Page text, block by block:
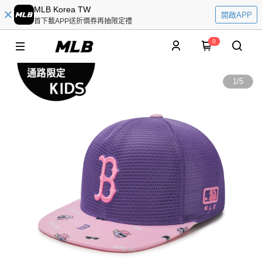
MLB Korea TW
首下載APP送折價券再抽限定禮
開啟APP
0
1/5